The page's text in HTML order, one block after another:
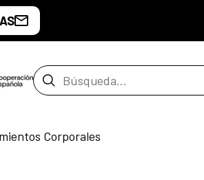
Barra de búsqueda
Corporales